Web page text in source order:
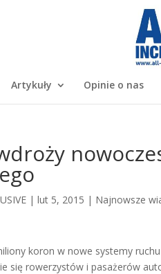
Artykuły Opinie o nas
|lut 5, 2015 | Najnowsze
koron w nowe systemy
się rowerzystów i pasażerów